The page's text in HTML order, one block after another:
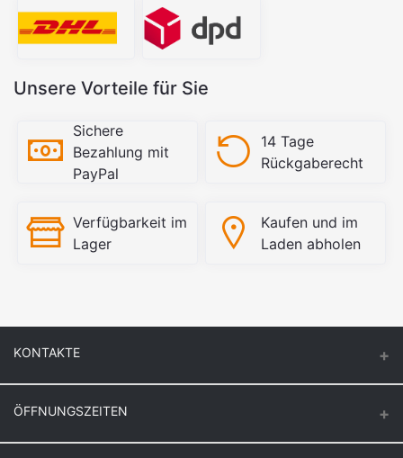
Unsere Vorteile für Sie
Sichere
Bezahlung mit
PayPal
14 Tage
Rückgaberecht
Verfügbarkeit im
Lager
Kaufen und im
Laden abholen
KONTAKTE
ÖFFNUNGSZEITEN